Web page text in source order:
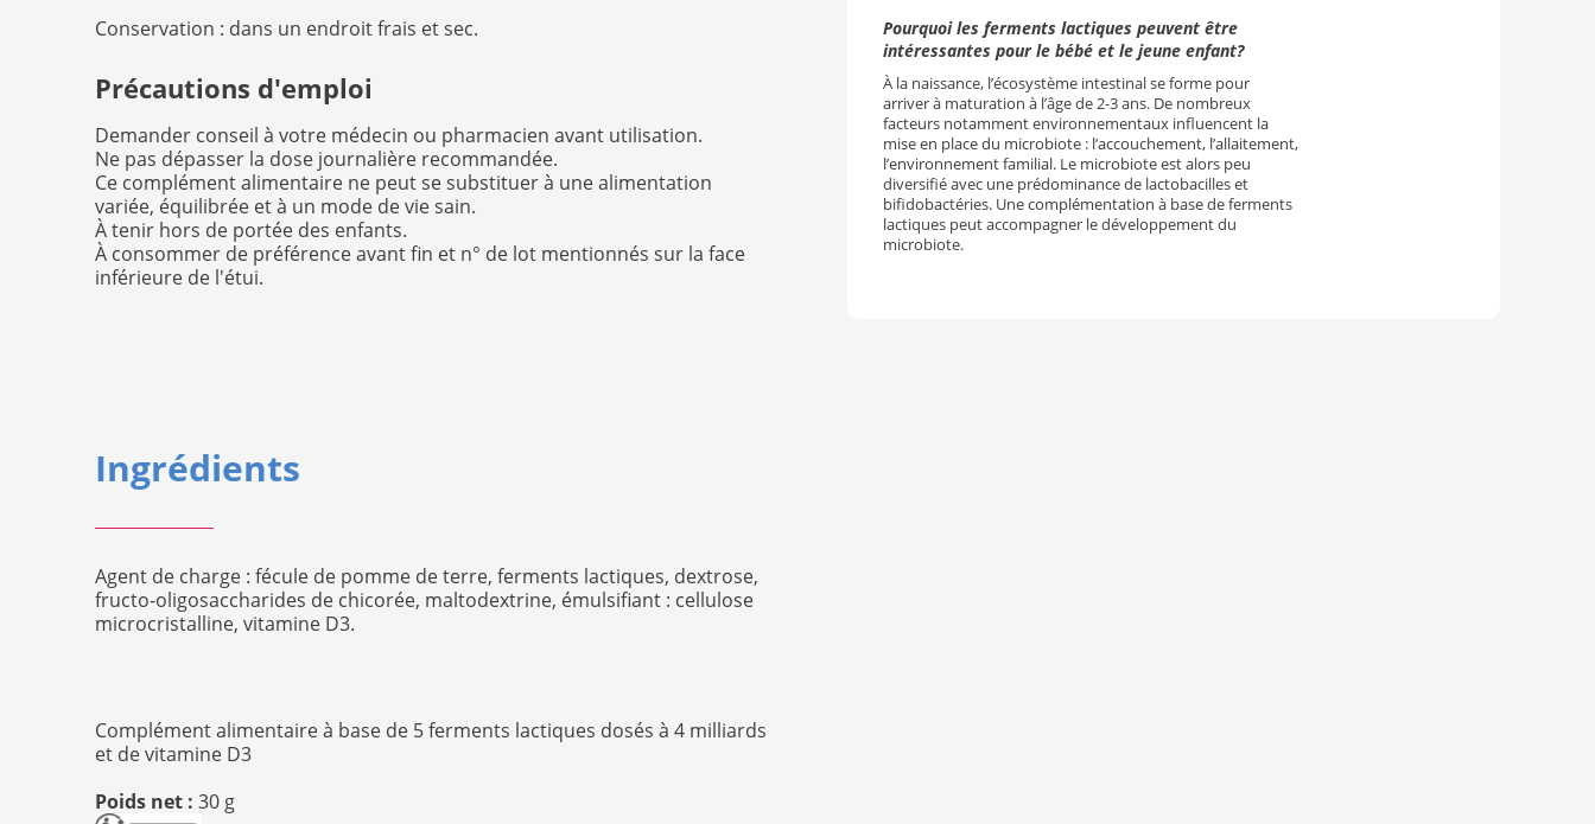
Conservation : dans un endroit frais et sec.
Précautions d'emploi
Demander conseil à votre médecin ou pharmacien avant utilisation.
Ne pas dépasser la dose journalière recommandée.
Ce complément alimentaire ne peut se substituer à une alimentation
variée, équilibrée et à un mode de vie sain.
À tenir hors de portée des enfants.
À consommer de préférence avant fin et n° de lot mentionnés sur la face
inférieure de l'étui.
Pourquoi les ferments lactiques peuvent être
intéressantes pour le bébé et le jeune enfant?
À la naissance, l’écosystème intestinal se forme pour
arriver à maturation à l’âge de 2-3 ans. De nombreux
facteurs notamment environnementaux influencent la
mise en place du microbiote : l’accouchement, l’allaitement,
l’environnement familial. Le microbiote est alors peu
diversifié avec une prédominance de lactobacilles et
bifidobactéries. Une complémentation à base de ferments
lactiques peut accompagner le développement du
microbiote.
Ingrédients
Agent de charge : fécule de pomme de terre, ferments lactiques, dextrose,
fructo-oligosaccharides de chicorée, maltodextrine, émulsifiant : cellulose
microcristalline, vitamine D3.
Complément alimentaire à base de 5 ferments lactiques dosés à 4 milliards
et de vitamine D3
Poids net : 30 g